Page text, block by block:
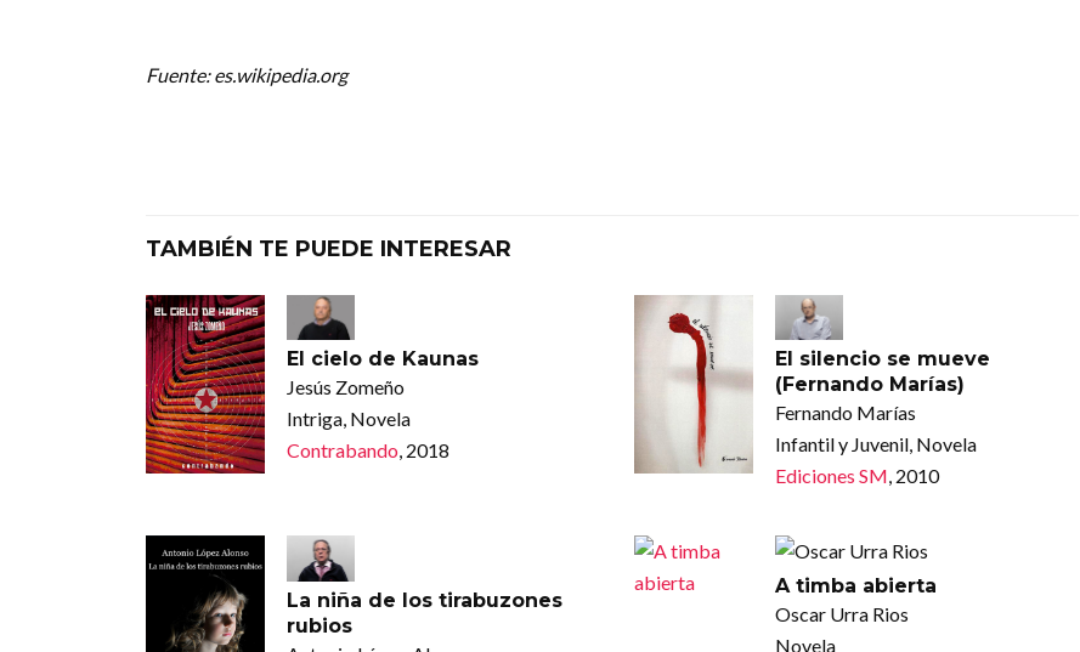
Fuente: es.wikipedia.org
TAMBIÉN TE PUEDE INTERESAR
El cielo de Kaunas
Jesús Zomeño
Intriga, Novela
Contrabando, 2018
El silencio se mueve
(Fernando Marías)
Fernando Marías
Infantil y Juvenil, Novela
Ediciones SM, 2010
La niña de los tirabuzones
rubios
A timba abierta
Oscar Urra Rios
Novela